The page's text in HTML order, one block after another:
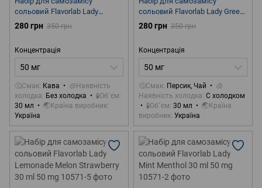
сольовий Flavorlab Lady
Frapuccino 30 ml 50 mg
280 грн 350 грн
Концентрація
50 мг
🤔Смак Кава
🧊Наявність
холодка
Без холодка
🧪Об`єм
30 мл
🌏Країна виробник
Україна
сольовий Flavorlab Lady Green
Tea Peach 30 ml 50 mg
280 грн 350 грн
Концентрація
50 мг
🤔Смак Персик, Чай
🧊
Наявність холодка С холодком
🧪Об`єм 30 мл
🌏Країна
виробник Україна